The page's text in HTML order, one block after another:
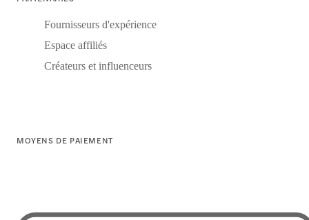
Fournisseurs d'expérience
Espace affiliés
Créateurs et influenceurs
MOYENS DE PAIEMENT